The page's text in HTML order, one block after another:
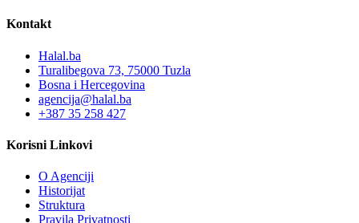
Kontakt
Halal.ba
Turalibegova 73, 75000 Tuzla
Bosna i Hercegovina
agencija@halal.ba
+387 35 258 427
Korisni Linkovi
O Agenciji
Historijat
Struktura
Pravila Privatnosti